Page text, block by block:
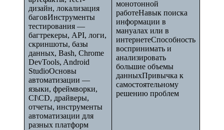
дизайн, локализация
баговИнструменты
тестирования —
багтрекеры, API, логи,
скриншоты, базы
данных, Bash, Chrome
DevTools, Android
StudioОсновы
автоматизации —
языки, фреймворки,
CI\CD, драйверы,
отчеты, инструменты
автоматизации для
разных платформ
монотонной
работеНавык поиска
информации в
мануалах или в
интернетеСпособность
воспринимать и
анализировать
большие объемы
данныхПривычка к
самостоятельному
решению проблем